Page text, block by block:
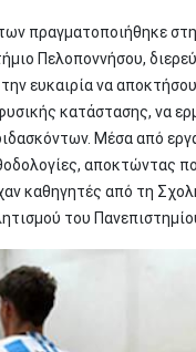
πραγματοποιήθηκε
Πελοποννήσου,
ευκαιρία να
κατάστασης, να
Μέσα από
αποκτώντας
καθηγητές από τη
του